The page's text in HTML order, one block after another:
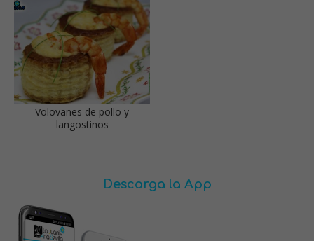
Volovanes de pollo y
langostinos
Descarga la App